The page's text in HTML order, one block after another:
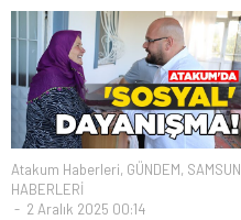
Atakum Haberleri, GÜNDEM, SAMSUN
HABERLERİ
2 Aralık 2025 00:14